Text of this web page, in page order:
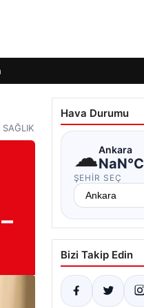
Hava Durumu
☁Ankara
NaN°C
ŞEHIR SEÇ
Bizi Takip Edin